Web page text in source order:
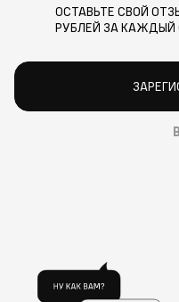
ОСТАВЬТЕ СВОЙ
РУБЛЕЙ ЗА КАЖДЫЙ